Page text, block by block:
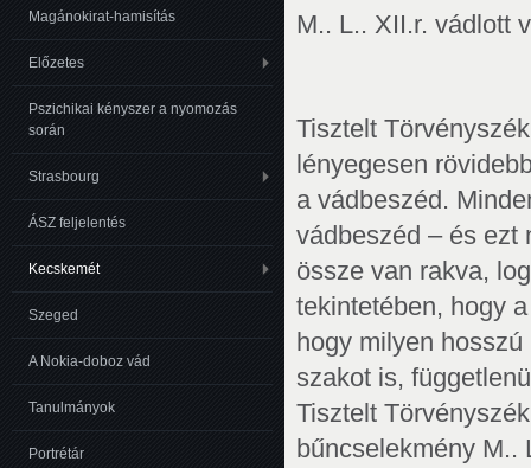
M.. L.. XII.r. vádlott
Tisztelt
lényegesen
a vádbeszéd.
vádbeszéd – és ezt
össze van rakva,
tekintetében, hogy
hogy milyen
szakot is,
Tisztelt
bűncselekmény M..
Magánokirat-hamisítás
Előzetes
Pszichikai kényszer a nyomozás
során
Strasbourg
ÁSZ feljelentés
Kecskemét
Szeged
A Nokia-doboz vád
Tanulmányok
Portrétár